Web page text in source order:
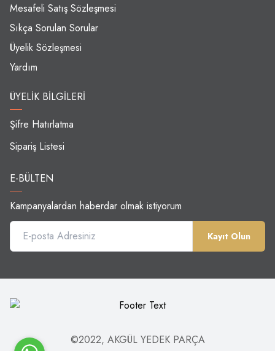
Mesafeli Satış Sözleşmesi
Sıkça Sorulan Sorular
Üyelik Sözleşmesi
Yardım
ÜYELIK BILGILERI
Şifre Hatırlatma
Sipariş Listesi
E-BÜLTEN
Kampanyalardan haberdar olmak istiyorum
Kayıt Olun
©2022, AKGÜL YEDEK PARÇA